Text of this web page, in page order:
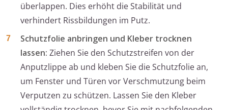
überlappen. Dies erhöht die Stabilität und
verhindert Rissbildungen im Putz.
Schutzfolie anbringen und Kleber trocknen
lassen: Ziehen Sie den Schutzstreifen von der
Anputzlippe ab und kleben Sie die Schutzfolie an,
um Fenster und Türen vor Verschmutzung beim
Verputzen zu schützen. Lassen Sie den Kleber